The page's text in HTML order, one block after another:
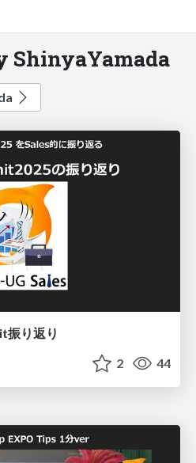
ShinyaYamada
振り返り
2 44